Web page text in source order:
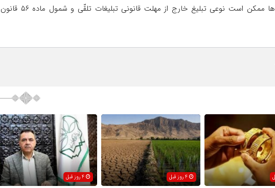
مانده به روز اخذ رای) نام بردن از کاندیداها ممکن است نوعی تبلیغ خارج از مهلت قانونی تبلیغات تلقّی و شمول ماده ۵۶ قانون
4 روز قبل 4 روز قبل